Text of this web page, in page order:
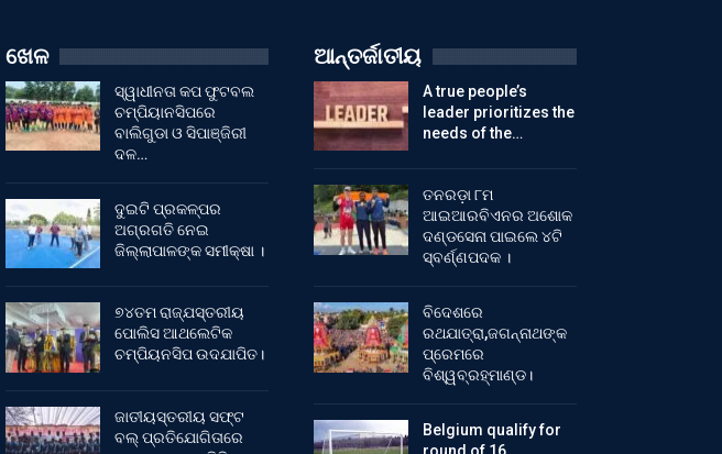
ଖେଳ
ସ୍ୱାଧୀନତା କପ ଫୁଟବଲ
ଚମ୍ପିୟାନସିପରେ
ବାଲିଗୁଡା ଓ ସିପାଞ୍ଜିରୀ
ଦଳ…
ଦୁଇଟି ପ୍ରକଳ୍ପର
ଅଗ୍ରଗତି ନେଇ
ଜିଲ୍ଲାପାଳଙ୍କ ସମୀକ୍ଷା ।
୭୪ତମ ରାଜ୍ଯସ୍ତରୀୟ
ପୋଲିସ ଆଥଲେଟିକ
ଚମ୍ପିୟନସିପ ଉଦଯାପିତ।
ଜାତୀୟସ୍ତରୀୟ ସଫ୍ଟ
ବଲ୍ ପ୍ରତିଯୋଗିତାରେ
ଆନ୍ତର୍ଜାତୀୟ
A true people’s
leader prioritizes the
needs of the…
ତନରଡ଼ା ୮ମ
ଆଇଆରବିଏନର ଅଶୋକ
ଦଣ୍ଡସେନା ପାଇଲେ ୪ଟି
ସ୍ବର୍ଣ୍ଣପଦକ ।
ବିଦେଶରେ
ରଥଯାତ୍ରା,ଜଗନ୍ନାଥଙ୍କ
ପ୍ରେମରେ
ବିଶ୍ୱବ୍ରହ୍ମାଣ୍ଡ।
Belgium qualify for